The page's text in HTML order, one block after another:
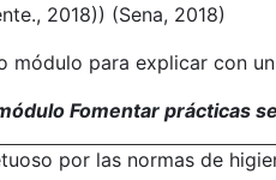
2018)) (Sena, 2018)
módulo para explicar con
Fomentar prácticas
por las normas de